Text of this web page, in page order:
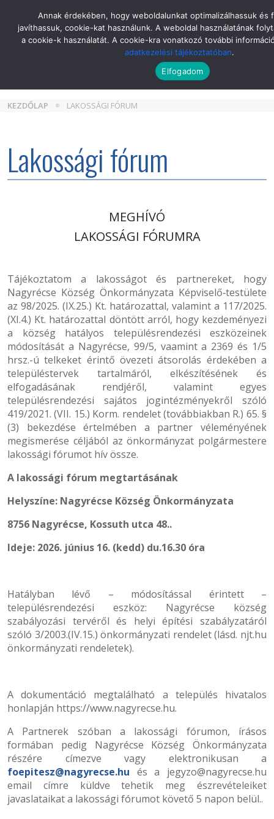
KEZDŐLAP LAKOSSÁGI FÓRUM
Lakossági fórum
MEGHÍVÓ
LAKOSSÁGI FÓRUMRA
Tájékoztatom a lakosságot és partnereket, hogy
Nagyrécse Község Önkormányzata Képviselő‐testülete
az 98/2025. (IX.25.) Kt. határozattal, valamint a 117/2025.
(XI.4.) Kt. határozattal döntött arról, hogy kezdeményezi
a község hatályos településrendezési eszközeinek
módosítását a Nagyrécse, 99/5, vaamint a 2369 és 1/5
hrsz.-ú telkeket érintő övezeti átsorolás érdekében a
településtervek tartalmáról, elkészítésének és
elfogadásának rendjéről, valamint egyes
településrendezési sajátos jogintézményekről szóló
419/2021. (VII. 15.) Korm. rendelet (továbbiakban R.) 65. §
(3) bekezdése értelmében a partner véleményének
megismerése céljából az önkormányzat polgármestere
lakossági fórumot hív össze.
A lakossági fórum megtartásának
Helyszíne: Nagyrécse Község Önkormányzata
8756 Nagyrécse, Kossuth utca 48..
Ideje: 2026. június 16. (kedd) du.16.30 óra
Hatályban lévő – módosítással érintett –
településrendezési eszköz: Nagyrécse község
szabályozási tervéről és helyi építési szabályzatáról
szóló 3/2003.(IV.15.) önkormányzati rendelet (lásd. njt.hu
önkormányzati rendeletek).
A dokumentáció megtalálható a település hivatalos
honlapján https://www.nagyrecse.hu.
A Partnerek szóban a lakossági fórumon, írásos
formában pedig Nagyrécse Község Önkormányzata
részére címezve vagy elektronikusan a
foepitesz@nagyrecse.hu és a jegyzo@nagyrecse.hu
email címre küldve tehetik meg észrevételeiket
javaslataikat a lakossági fórumot követő 5 napon belül..
Annak érdekében, hogy weboldalunkat optimalizálhassuk és
javíthassuk, cookie-kat használunk. A weboldal használatának
a cookie-k használatát. A cookie-kra vonatkozó további
adatkezelési tájékoztatóban.
Elfogadom